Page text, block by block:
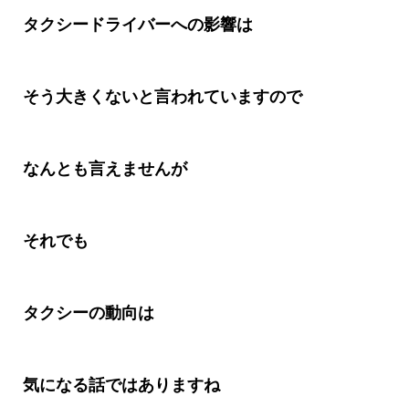
タクシードライバーへの影響は
そう大きくないと言われていますので
なんとも言えませんが
それでも
タクシーの動向は
気になる話ではありますね